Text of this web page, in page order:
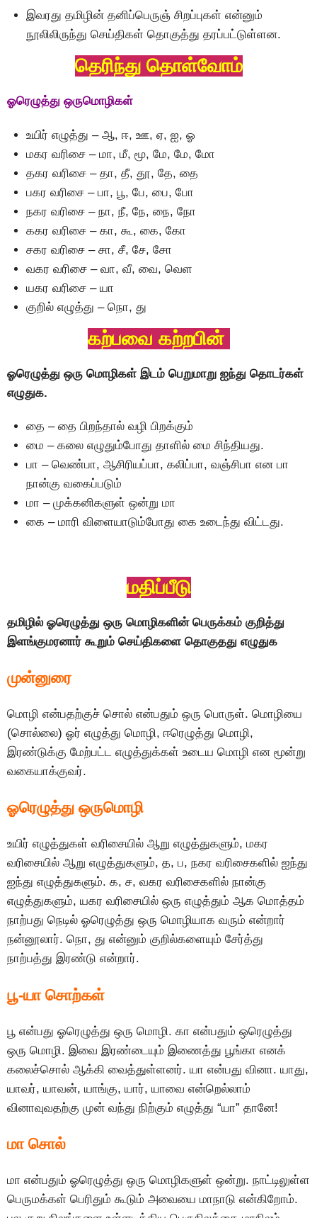
இவரது தமிழின் தனிப்பெருஞ் சிறப்புகள் என்னும்
நூலிலிருந்து செய்திகள் தொகுத்து தரப்பட்டுள்ளன.
தெரிந்து தொள்வோம்
ஓரெழுத்து ஒருமொழிகள்
உயிர் எழுத்து – ஆ, ஈ, ஊ, ஏ, ஐ, ஓ
மகர வரிசை – மா, மீ, மூ, மே, மே, மோ
தகர வரிசை – தா, தீ, தூ, தே, தை
பகர வரிசை – பா, பூ, பே, பை, போ
நகர வரிசை – நா, நீ, நே, நை, நோ
ககர வரிசை – கா, கூ, கை, கோ
சகர வரிசை – சா, சீ, சே, சோ
வகர வரிசை – வா, வீ, வை, வெள
யகர வரிசை – யா
குறில் எழுத்து – நொ, து
கற்பவை கற்றபின்
ஓரெழுத்து ஒரு மொழிகள் இடம் பெறுமாறு ஐந்து தொடர்கள்
எழுதுக.
தை – தை பிறந்தால் வழி பிறக்கும்
மை – கலை எழுதும்போது தாளில் மை சிந்தியது.
பா – வெண்பா, ஆசிரியப்பா, கலிப்பா, வஞ்சிபா என பா
நான்கு வகைப்படும்
மா – முக்கனிகளுள் ஒன்று மா
கை – மாரி விளையாடும்போது கை உடைந்து விட்டது.
மதிப்பீடு
தமிழில் ஓரெழுத்து ஒரு மொழிகளின் பெருக்கம் குறித்து
இளங்குமரனார் கூறும் செய்திகளை தொகுதது எழுதுக
முன்னுரை
மொழி என்பதற்குச் சொல் என்பதும் ஒரு பொருள். மொழியை
(சொல்லை) ஓர் எழுத்து மொழி, ஈரெழுத்து மொழி,
இரண்டுக்கு மேற்பட்ட எழுத்துக்கள் உடைய மொழி என மூன்று
வகையாக்குவர்.
ஓரெழுத்து ஒருமொழி
உயிர் எழுத்துகள் வரிசையில் ஆறு எழுத்துகளும், மகர
வரிசையில் ஆறு எழுத்துகளும், த, ப, நகர வரிசைகளில் ஐந்து
ஐந்து எழுத்துகளும். க, ச, வகர வரிசைகளில் நான்கு
எழுத்துகளும், யகர வரிசையில் ஒரு எழுத்தும் ஆக மொத்தம்
நாற்பது நெடில் ஓரெழுத்து ஒரு மொழியாக வரும் என்றார்
நன்னூலார். நொ, து என்னும் குறில்களையும் சேர்த்து
நாற்பத்து இரண்டு என்றார்.
பூ-யா சொற்கள்
பூ என்பது ஓரெழுத்து ஒரு மொழி. கா என்பதும் ஒரெழுத்து
ஒரு மொழி. இவை இரண்டையும் இணைத்து பூங்கா எனக்
கலைச்சொல் ஆக்கி வைத்துள்ளனர். யா என்பது வினா. யாது,
யாவர், யாவன், யாங்கு, யார், யாவை என்றெல்லாம்
வினாவுவதற்கு முன் வந்து நிற்கும் எழுத்து “யா” தானே!
மா சொல்
மா என்பதும் ஓரெழுத்து ஒரு மொழிகளுள் ஒன்று. நாட்டிலுள்ள
பெருமக்கள் பெரிதும் கூடும் அவையை மாநாடு என்கிறோம்.